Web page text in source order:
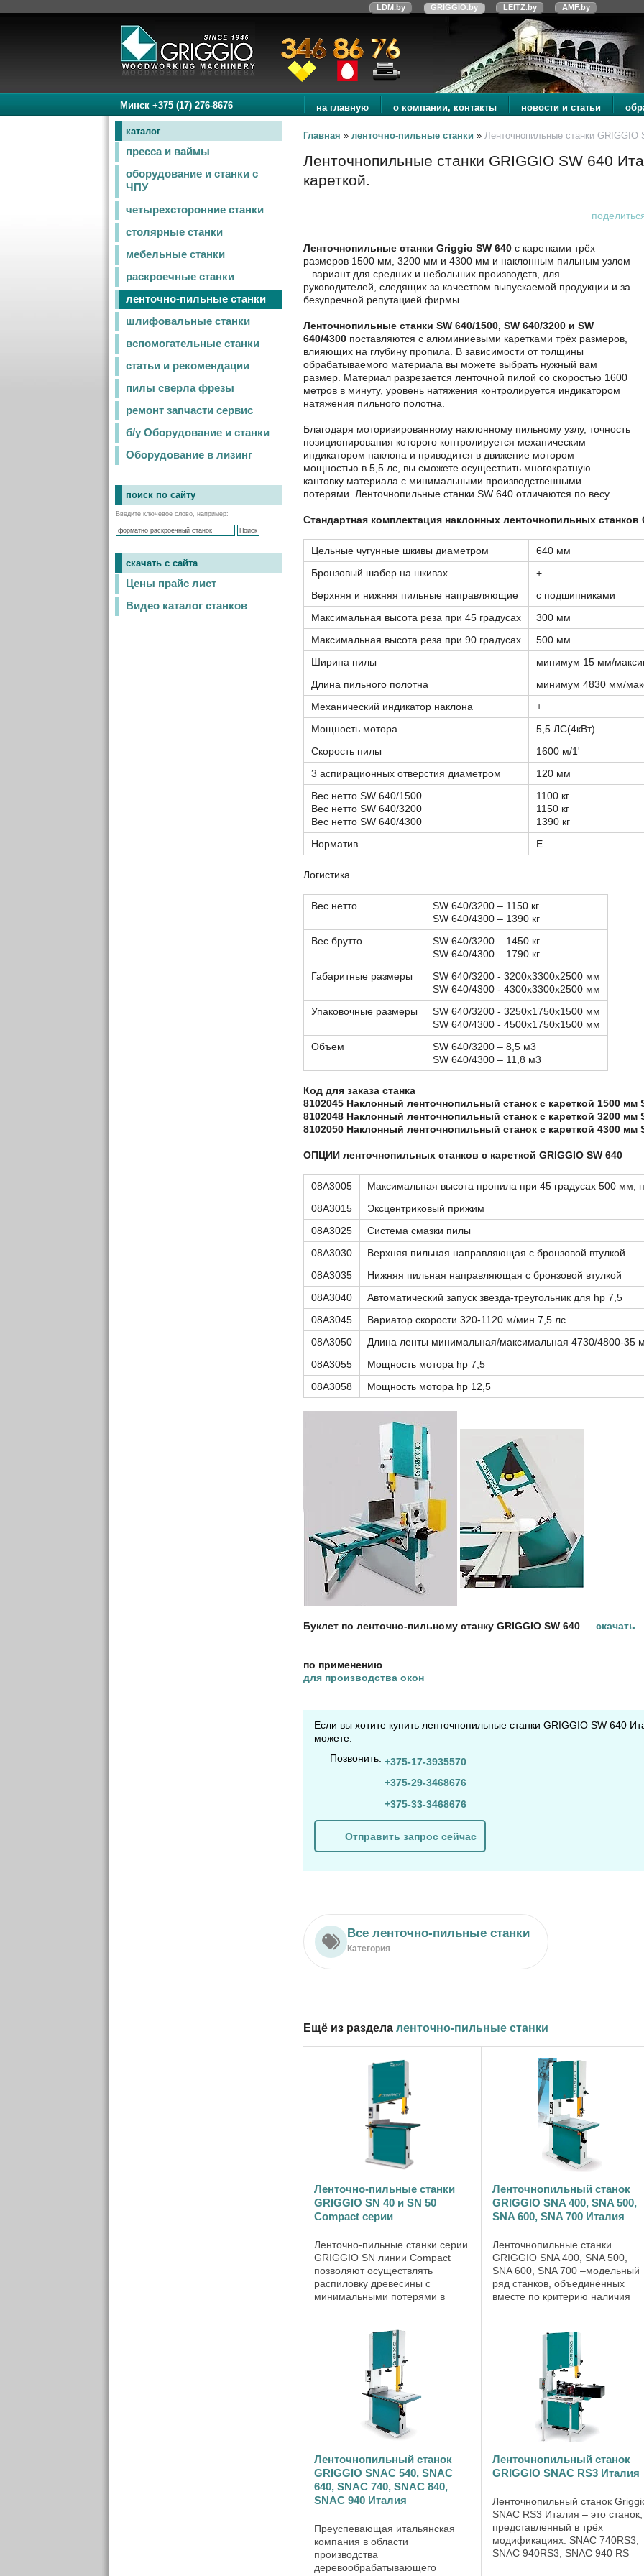
LDM.by GRIGGIO.by LEITZ.by AMF.by
Минск +375 (17) 276-8676 на главную о компании, контакты новости и статьи
каталог
пресса и ваймы
оборудование и станки с
ЧПУ
четырехсторонние станки
столярные станки
мебельные станки
раскроечные станки
ленточно-пильные станки
шлифовальные станки
вспомогательные станки
статьи и рекомендации
пилы сверла фрезы
ремонт запчасти сервис
б/у Оборудование и станки
Оборудование в лизинг
поиск по сайту
Введите ключевое слово, например:
скачать с сайта
Цены прайс лист
Видео каталог станков
Главная » ленточно-пильные станки » Ленточнопильные станки
Ленточнопильные станки GRIGGIO SW 640
кареткой.
Ленточнопильные станки Griggio SW 640 с каретками трёх
размеров 1500 мм, 3200 мм и 4300 мм и наклонным пильным узлом
– вариант для средних и небольших производств, для
руководителей, следящих за качеством выпускаемой продукции и за
безупречной репутацией фирмы.
Ленточнопильные станки SW 640/1500, SW 640/3200 и SW
640/4300 поставляются с алюминиевыми каретками трёх размеров,
влияющих на глубину пропила. В зависимости от толщины
обрабатываемого материала вы можете выбрать нужный вам
размер. Материал разрезается ленточной пилой со скоростью 1600
метров в минуту, уровень натяжения контролируется индикатором
натяжения пильного полотна.
Благодаря моторизированному наклонному пильному узлу, точность
позиционирования которого контролируется механическим
индикатором наклона и приводится в движение мотором
мощностью в 5,5 лс, вы сможете осуществить многократную
кантовку материала с минимальными производственными
потерями. Ленточнопильные станки SW 640 отличаются по весу.
Стандартная комплектация наклонных ленточнопильных станков
Цельные чугунные шкивы диаметром
640 мм
Бронзовый шабер на шкивах
+
Верхняя и нижняя пильные направляющие
с подшипниками
Максимальная высота реза при 45 градусах
300 мм
Максимальная высота реза при 90 градусах
500 мм
Ширина пилы
минимум 15 мм/
Длина пильного полотна
минимум 4830 мм/
Механический индикатор наклона
+
Мощность мотора
5,5 ЛС(4кВт)
Скорость пилы
1600 м/1'
3 аспирационных отверстия диаметром
120 мм
Вес нетто SW 640/1500
Вес нетто SW 640/3200
Вес нетто SW 640/4300
1100 кг
1150 кг
1390 кг
Норматив
Е
Логистика
Вес нетто
SW 640/3200 – 1150 кг
SW 640/4300 – 1390 кг
Вес брутто
SW 640/3200 – 1450 кг
SW 640/4300 – 1790 кг
Габаритные размеры
SW 640/3200 - 3200x3300x2500 мм
SW 640/4300 - 4300x3300x2500 мм
Упаковочные размеры
SW 640/3200 - 3250x1750x1500 мм
SW 640/4300 - 4500x1750x1500 мм
Объем
SW 640/3200 – 8,5 м3
SW 640/4300 – 11,8 м3
Код для заказа станка
8102045 Наклонный ленточнопильный станок с кареткой 1500 мм
8102048 Наклонный ленточнопильный станок с кареткой 3200 мм
8102050 Наклонный ленточнопильный станок с кареткой 4300 мм
ОПЦИИ ленточнопильных станков с кареткой GRIGGIO SW 640
08A3005
Максимальная высота пропила при 45 градусах 500 мм,
08A3015
Эксцентриковый прижим
08A3025
Система смазки пилы
08A3030
Верхняя пильная направляющая с бронзовой втулкой
08A3035
Нижняя пильная направляющая с бронзовой втулкой
08A3040
Автоматический запуск звезда-треугольник для hp 7,5
08A3045
Вариатор скорости 320-1120 м/мин 7,5 лс
08A3050
Длина ленты минимальная/максимальная 4730/4800-35
08A3055
Мощность мотора hp 7,5
08A3058
Мощность мотора hp 12,5
Буклет по ленточно-пильному станку GRIGGIO SW 640 скачать
по применению
для производства окон
Если вы хотите купить ленточнопильные станки GRIGGIO SW 640
можете:
Позвонить: +375-17-3935570
+375-29-3468676
+375-33-3468676
Отправить запрос сейчас
Все ленточно-пильные станки
Категория
Ещё из раздела ленточно-пильные станки
Ленточно-пильные станки
GRIGGIO SN 40 и SN 50
Compact серии
Ленточно-пильные станки серии
GRIGGIO SN линии Compact
позволяют осуществлять
распиловку древесины с
минимальными потерями в
структурных особенностей
дерева, естественной структуры
волокон, их ...
Ленточнопильный станок
GRIGGIO SNA 400, SNA 500,
SNA 600, SNA 700 Италия
Ленточнопильные станки
GRIGGIO SNA 400, SNA 500,
SNA 600, SNA 700 –модельный
ряд станков, объединённых
вместе по критерию наличия
позволяют работать при
больших нагрузках станка в
бесперебойном ...
Ленточнопильный станок
GRIGGIO SNAC 540, SNAC
640, SNAC 740, SNAC 840,
SNAC 940 Италия
Преуспевающая итальянская
компания в области
производства
деревообрабатывающего
Ленточнопильный станок
GRIGGIO SNAC RS3 Италия
Ленточнопильный станок
SNAC RS3 Италия – это станок,
представленный в трёх
модификациях: SNAC 740RS3,
SNAC 940RS3, SNAC 940 RS